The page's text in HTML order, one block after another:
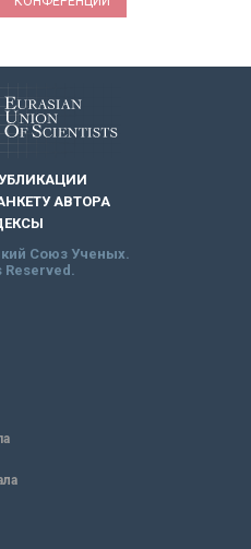
АВТОРА
Союз Ученых.
Reserved.